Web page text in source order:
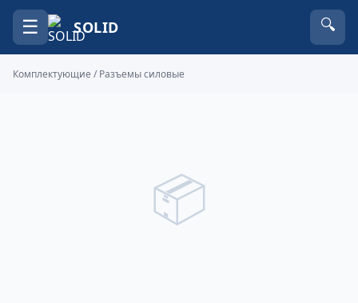
☰ SOLID 🔍
Комплектующие /Разъемы силовые
📦